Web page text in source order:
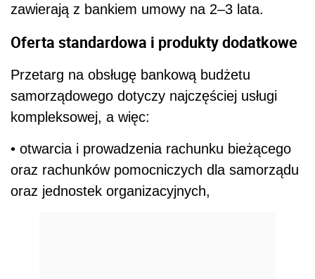
zawierają z bankiem umowy na 2–3 lata.
Oferta standardowa i produkty dodatkowe
Przetarg na obsługę bankową budżetu
samorządowego dotyczy najczęściej usługi
kompleksowej, a więc:
• otwarcia i prowadzenia rachunku bieżącego
oraz rachunków pomocniczych dla samorządu
oraz jednostek organizacyjnych,